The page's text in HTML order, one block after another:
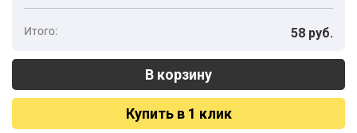
Итого: 58 руб.
Купить в 1 клик